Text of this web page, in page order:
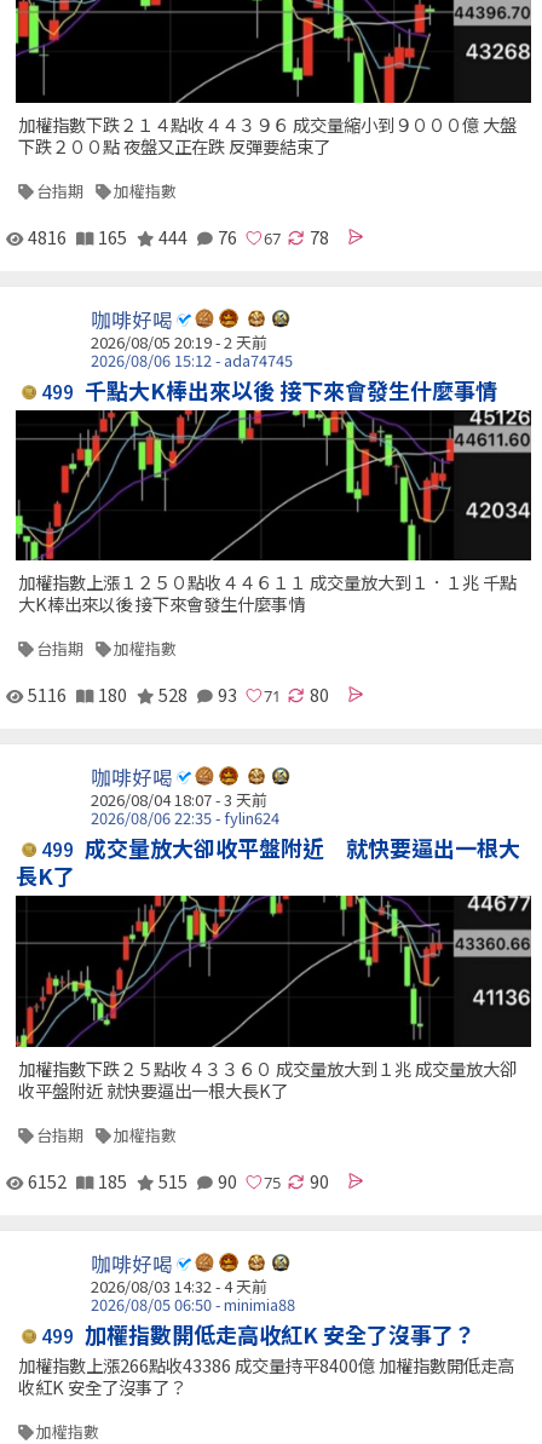
加權指數下跌２１４點收４４３９６ 成交量縮小到９０００億 大盤
下跌２００點 夜盤又正在跌 反彈要結束了
台指期 加權指數
4816 165 444 76 78
咖啡好喝
2026/08/05 20:19 - 2 天前
2026/08/06 15:12 - ada74745
499 千點大K棒出來以後 接下來會發生什麼事情
加權指數上漲１２５０點收４４６１１ 成交量放大到１．１兆 千點
大K棒出來以後 接下來會發生什麼事情
台指期 加權指數
5116 180 528 93 80
咖啡好喝
2026/08/04 18:07 - 3 天前
2026/08/06 22:35 - fylin624
499 成交量放大卻收平盤附近 就快要逼出一根大
長K了
加權指數下跌２５點收４３３６０ 成交量放大到１兆 成交量放大卻
收平盤附近 就快要逼出一根大長K了
台指期 加權指數
6152 185 515 90 90
咖啡好喝
2026/08/03 14:32 - 4 天前
2026/08/05 06:50 - minimia88
499 加權指數開低走高收紅K 安全了沒事了？
加權指數上漲266點收43386 成交量持平8400億 加權指數開低走高
收紅K 安全了沒事了？
加權指數